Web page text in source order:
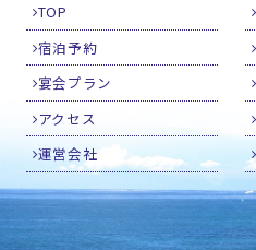
TOP
宿泊予約
宴会プラン
アクセス
運営会社